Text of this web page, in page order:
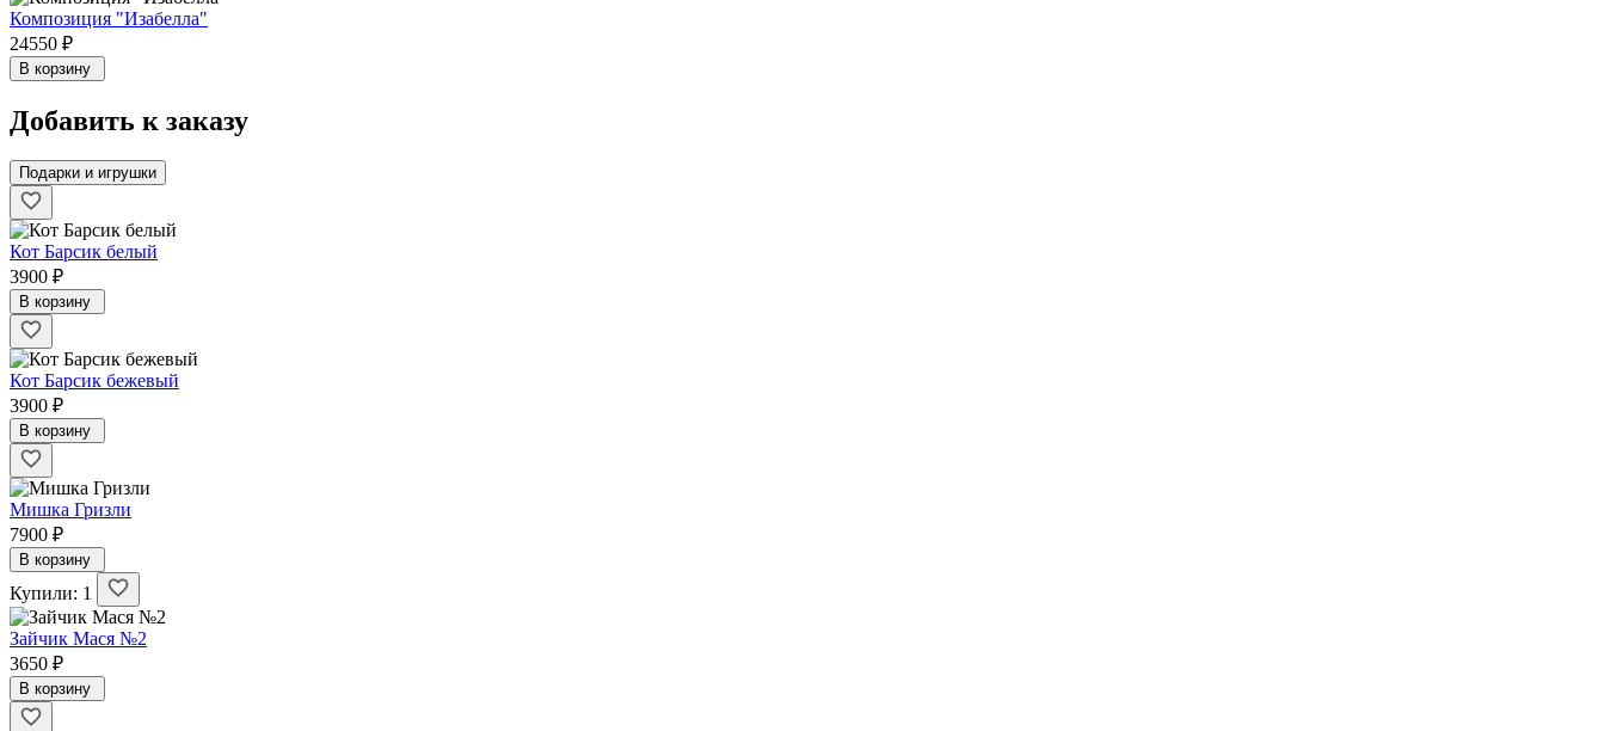
Композиция "Изабелла"
24550 ₽
В корзину
Добавить к заказу
Подарки и игрушки
Кот Барсик белый
3900 ₽
В корзину
Кот Барсик бежевый
3900 ₽
В корзину
Мишка Гризли
7900 ₽
В корзину
Купили: 1
Зайчик Мася №2
3650 ₽
В корзину